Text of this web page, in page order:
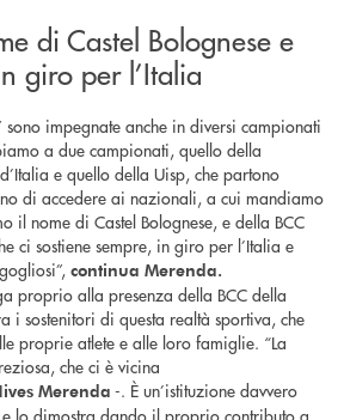
di Castel Bolognese e
giro per l’Italia
sono impegnate anche in diversi campionati
a due campionati, quello della
e quello della Uisp, che partono
di accedere ai nazionali, a cui mandiamo
il nome di Castel Bolognese, e della BCC
ci sostiene sempre, in giro per l’Italia e
continua Merenda.
proprio alla presenza della BCC della
i sostenitori di questa realtà sportiva, che
proprie atlete e alle loro famiglie. “La
che ci è vicina
Merenda -. È un’istituzione davvero
lo dimostra dando il proprio contributo a